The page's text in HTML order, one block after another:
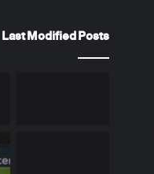
Last Modified Posts